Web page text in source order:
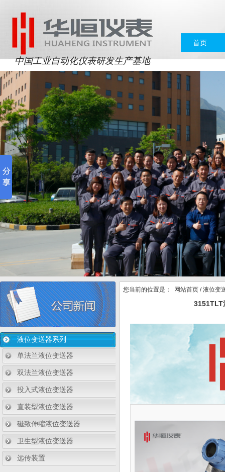
中国工业自动化仪表研发生产基地
首页
液位变送器系列
单法兰液位变送器
双法兰液位变送器
投入式液位变送器
直装型液位变送器
磁致伸缩液位变送器
卫生型液位变送器
远传装置
您当前的位置是： 网站首页 /液位变
3151TLT